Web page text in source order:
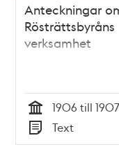
Anteckningar
Rösträttsbyråns
verksamhet
Tid
1906 till 1907
Typ
Text